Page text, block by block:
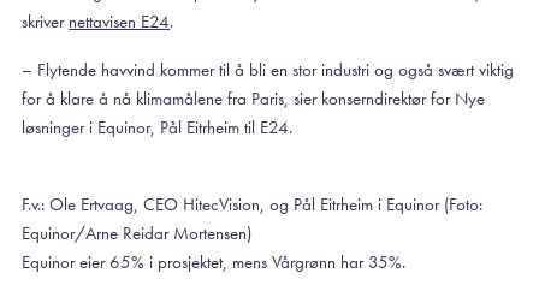
skriver nettavisen E24.
– Flytende havvind kommer til å bli en stor industri og også svært viktig
for å klare å nå klimamålene fra Paris, sier konserndirektør for Nye
løsninger i Equinor, Pål Eitrheim til E24.
F.v.: Ole Ertvaag, CEO HitecVision, og Pål Eitrheim i Equinor (Foto:
Equinor/Arne Reidar Mortensen)
Equinor eier 65% i prosjektet, mens Vårgrønn har 35%.